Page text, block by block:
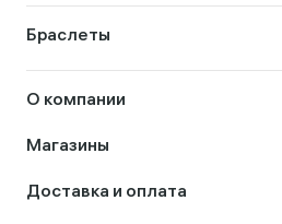
Браслеты
О компании
Магазины
Доставка и оплата